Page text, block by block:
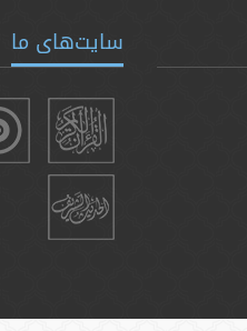
سایت‌های ما